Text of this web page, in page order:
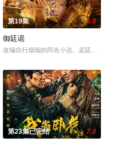
与昆曲名伶荣筱楠推向不死不休的对
、恩师林晚媚的双重背叛。她从恨意
第19集 6.0
御廷谣
改编自行烟烟的同名小说。孟廷辉，大
第23集已完结 7.0